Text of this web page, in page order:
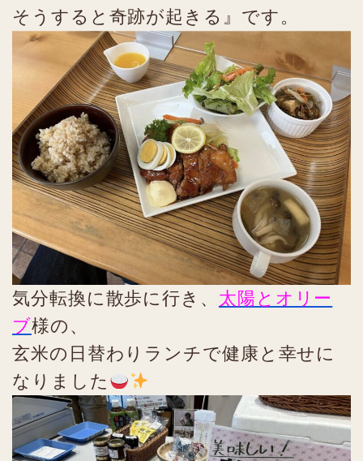
そうすると奇跡が起きる』です。
気分転換に散歩に行き、 太陽とオリー
ブ様の、
玄米の日替わりランチで健康と幸せに
なりました